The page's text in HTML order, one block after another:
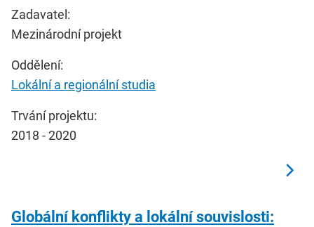
Zadavatel:
Mezinárodní projekt
Oddělení:
Lokální a regionální studia
Trvání projektu:
2018 - 2020
Globální konflikty a lokální souvislosti: